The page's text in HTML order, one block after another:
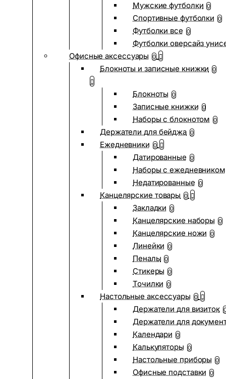
Мужские футболки 0
Спортивные футболки 0
Футболки все 0
Футболки оверсайз
Офисные аксессуары 0
Блокноты и записные книжки 0
Блокноты 0
Записные книжки 0
Наборы с блокнотом 0
Держатели для бейджа 0
Ежедневники 0
Датированные 0
Наборы с ежедневником
Недатированные 0
Канцелярские товары 0
Закладки 0
Канцелярские наборы 0
Канцелярские ножи 0
Линейки 0
Пеналы 0
Стикеры 0
Точилки 0
Настольные аксессуары 0
Держатели для визиток
Держатели для
Календари 0
Калькуляторы 0
Настольные приборы 0
Офисные подставки 0